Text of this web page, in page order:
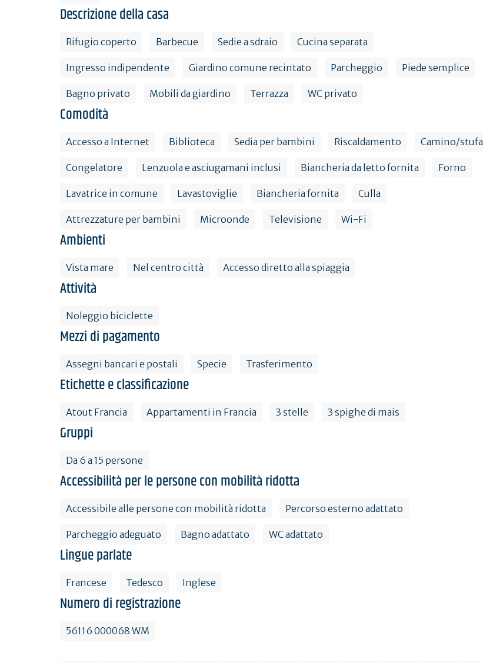
Descrizione della casa
Rifugio coperto Barbecue Sedie a sdraio Cucina separata
Ingresso indipendente Giardino comune recintato Parcheggio Piede semplice
Bagno privato Mobili da giardino Terrazza WC privato
Comodità
Accesso a Internet Biblioteca Sedia per bambini Riscaldamento Camino/stufa
Congelatore Lenzuola e asciugamani inclusi Biancheria da letto fornita Forno
Lavatrice in comune Lavastoviglie Biancheria fornita Culla
Attrezzature per bambini Microonde Televisione Wi-Fi
Ambienti
Vista mare Nel centro città Accesso diretto alla spiaggia
Attività
Noleggio biciclette
Mezzi di pagamento
Assegni bancari e postali Specie Trasferimento
Etichette e classificazione
Atout Francia Appartamenti in Francia 3 stelle 3 spighe di mais
Gruppi
Da 6 a 15 persone
Accessibilità per le persone con mobilità ridotta
Accessibile alle persone con mobilità ridotta Percorso esterno adattato
Parcheggio adeguato Bagno adattato WC adattato
Lingue parlate
Francese Tedesco Inglese
Numero di registrazione
56116 000068 WM